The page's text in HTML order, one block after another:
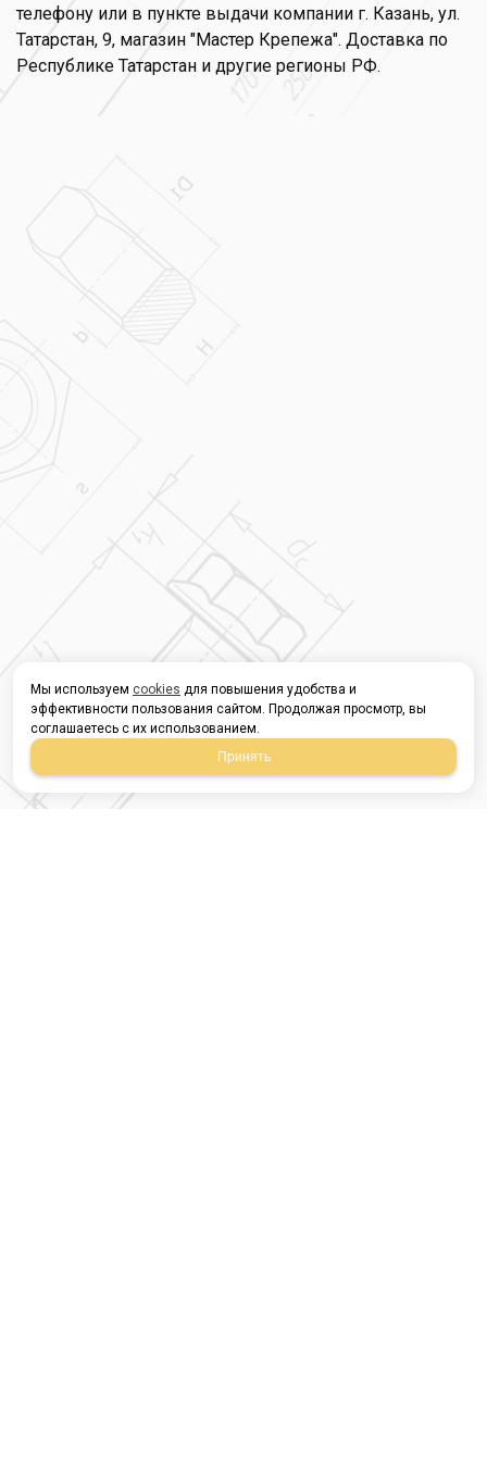
телефону или в пункте выдачи компании г. Казань, ул.
Татарстан, 9, магазин "Мастер Крепежа". Доставка по
Республике Татарстан и другие регионы РФ.
Мы используем cookies для повышения удобства и
эффективности пользования сайтом. Продолжая просмотр, вы
соглашаетесь с их использованием.
Принять